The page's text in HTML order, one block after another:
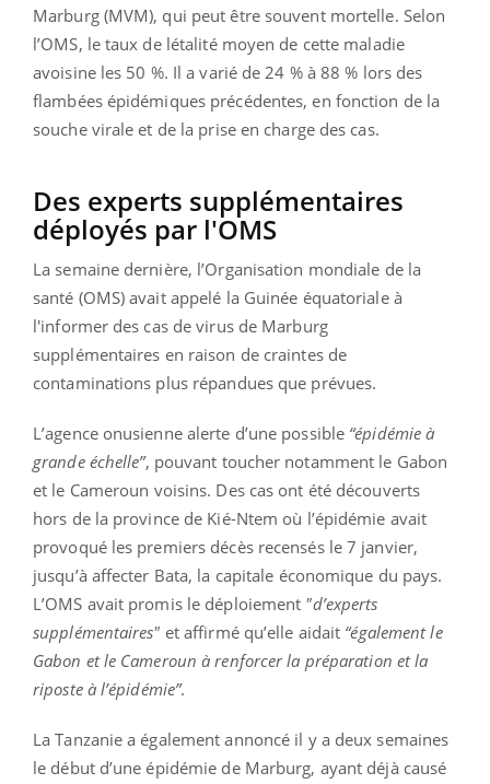
Marburg (MVM), qui peut être souvent mortelle. Selon
l’OMS, le taux de létalité moyen de cette maladie
avoisine les 50 %. Il a varié de 24 % à 88 % lors des
flambées épidémiques précédentes, en fonction de la
souche virale et de la prise en charge des cas.
Des experts supplémentaires
déployés par l'OMS
La semaine dernière, l’Organisation mondiale de la
santé (OMS) avait appelé la Guinée équatoriale à
l'informer des cas de virus de Marburg
supplémentaires en raison de craintes de
contaminations plus répandues que prévues.
L’agence onusienne alerte d’une possible “épidémie à
grande échelle”, pouvant toucher notamment le Gabon
et le Cameroun voisins. Des cas ont été découverts
hors de la province de Kié-Ntem où l’épidémie avait
provoqué les premiers décès recensés le 7 janvier,
jusqu’à affecter Bata, la capitale économique du pays.
L’OMS avait promis le déploiement "d’experts
supplémentaires" et affirmé qu’elle aidait “également le
Gabon et le Cameroun à renforcer la préparation et la
riposte à l’épidémie”.
La Tanzanie a également annoncé il y a deux semaines
le début d’une épidémie de Marburg, ayant déjà causé